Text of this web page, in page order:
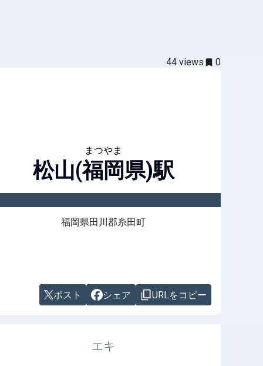
44 views 0
まつやま
松山(福岡県)駅
福岡県田川郡糸田町
ポスト シェア URLをコピー
エキ